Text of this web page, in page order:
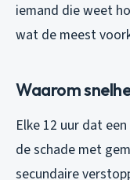
iemand die weet
wat de meest
Waarom
Elke 12 uur dat
de schade met
secundaire